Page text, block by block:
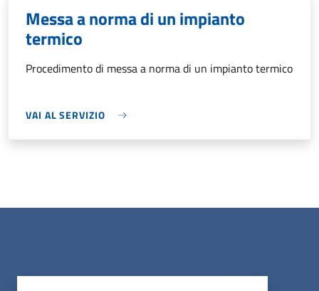
Messa a norma di un impianto
termico
Procedimento di messa a norma di un impianto termico
VAI AL SERVIZIO